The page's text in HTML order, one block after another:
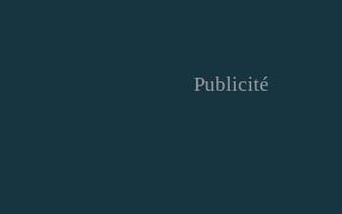
Publicité